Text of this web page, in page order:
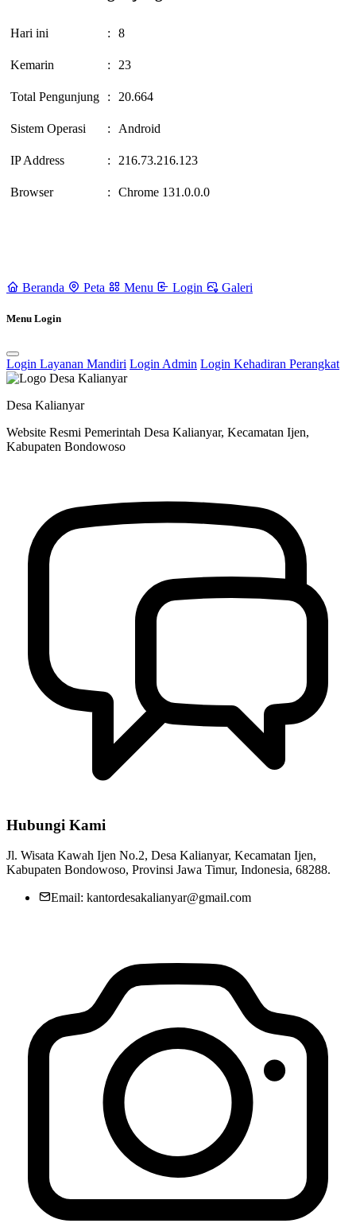
Hari ini : 8
Kemarin : 23
Total Pengunjung : 20.664
Sistem Operasi : Android
IP Address : 216.73.216.123
Browser : Chrome 131.0.0.0
Beranda Peta Menu Login Galeri
Menu Login
Login Layanan Mandiri Login Admin Login Kehadiran Perangkat
Desa Kalianyar
Website Resmi Pemerintah Desa Kalianyar, Kecamatan Ijen,
Kabupaten Bondowoso
Hubungi Kami
Jl. Wisata Kawah Ijen No.2, Desa Kalianyar, Kecamatan Ijen,
Kabupaten Bondowoso, Provinsi Jawa Timur, Indonesia, 68288.
Email: kantordesakalianyar@gmail.com